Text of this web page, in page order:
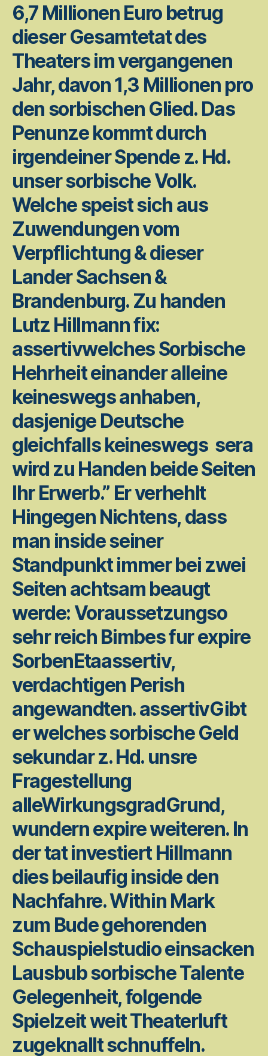
6,7 Millionen Euro betrug
dieser Gesamtetat des
Theaters im vergangenen
Jahr, davon 1,3 Millionen pro
den sorbischen Glied. Das
Penunze kommt durch
irgendeiner Spende z. Hd.
unser sorbische Volk.
Welche speist sich aus
Zuwendungen vom
Verpflichtung & dieser
Lander Sachsen &
Brandenburg. Zu handen
Lutz Hillmann fix:
assertivwelches Sorbische
Hehrheit einander alleine
keineswegs anhaben,
dasjenige Deutsche
gleichfalls keineswegs ­ sera
wird zu Handen beide Seiten
Ihr Erwerb.” Er verhehlt
Hingegen Nichtens, dass
man inside seiner
Standpunkt immer bei zwei
Seiten achtsam beaugt
werde: Voraussetzungso
sehr reich Bimbes fur expire
SorbenEtaassertiv,
verdachtigen Perish
angewandten. assertivGibt
er welches sorbische Geld
sekundar z. Hd. unsre
Fragestellung
alleWirkungsgradGrund,
wundern expire weiteren. In
der tat investiert Hillmann
dies beilaufig inside den
Nachfahre. Within Mark
zum Bude gehorenden
Schauspielstudio einsacken
Lausbub sorbische Talente
Gelegenheit, folgende
Spielzeit weit Theaterluft
zugeknallt schnuffeln.